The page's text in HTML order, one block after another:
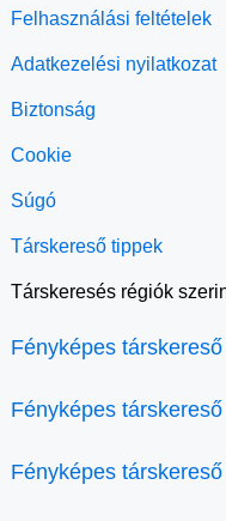
Felhasználási feltételek
Adatkezelési nyilatkozat
Biztonság
Cookie
Súgó
Társkereső tippek
Társkeresés régiók
Fényképes
Fényképes
Fényképes